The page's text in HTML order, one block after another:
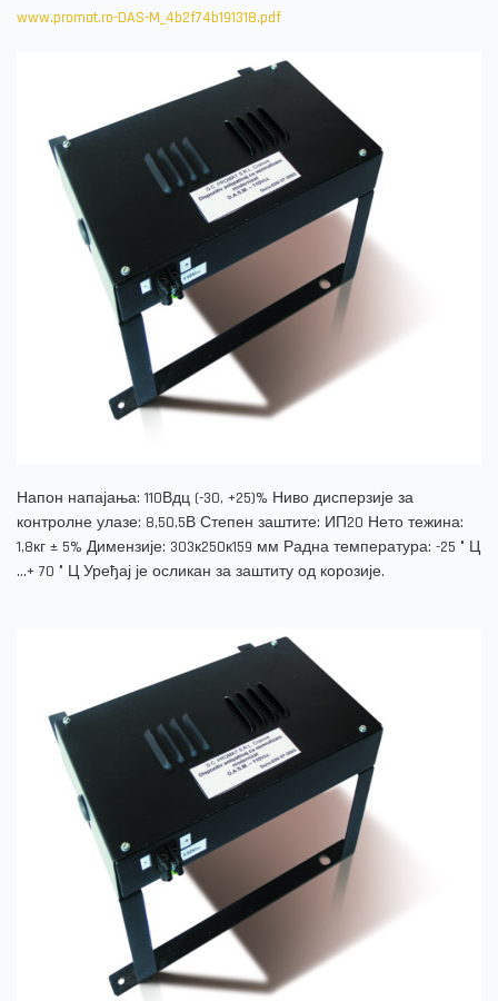
www.promat.ro-DAS-M_4b2f74b191318.pdf
Напон напајања: 110Вдц (-30, +25)% Ниво дисперзије за
контролне улазе: 8,50,5В Степен заштите: ИП20 Нето тежина:
1,8кг ± 5% Димензије: 303к250к159 мм Радна температура: -25 ° Ц
...+ 70 ° Ц Уређај је осликан за заштиту од корозије.